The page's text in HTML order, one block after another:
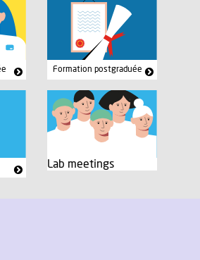
Formation postgraduée
Lab meetings